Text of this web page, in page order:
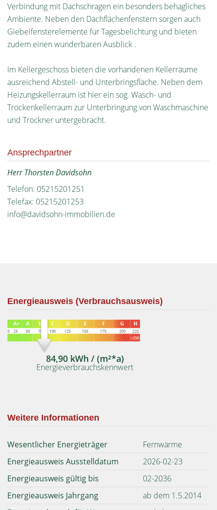
Verbindung mit Dachschrägen ein besonders behagliches
Ambiente. Neben den Dachflächenfenstern sorgen auch
Giebelfensterelemente für Tagesbelichtung und bieten
zudem einen wunderbaren Ausblick .
Im Kellergeschoss bieten die vorhandenen Kellerräume
ausreichend Abstell- und Unterbringsfläche. Neben dem
Heizungskellerraum ist hier ein sog. Wasch- und
Trockenkellerraum zur Unterbringung von Waschmaschine
und Trockner untergebracht.
Ansprechpartner
Herr Thorsten Davidsohn
Telefon: 05215201251
Telefax: 05215201253
info@davidsohn-immobilien.de
Energieausweis (Verbrauchsausweis)
84,90 kWh / (m²*a)
Energieverbrauchskennwert
Weitere Informationen
Wesentlicher Energieträger
Fernwärme
Energieausweis Ausstelldatum
2026-02-23
Energieausweis gültig bis
02-2036
Energieausweis Jahrgang
ab dem 1.5.2014